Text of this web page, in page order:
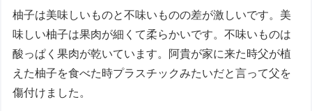
柚子は美味しいものと不味いものの差が激しいです。美
味しい柚子は果肉が細くて柔らかいです。不味いものは
酸っぱく果肉が乾いています。阿貴が家に来た時父が植
えた柚子を食べた時プラスチックみたいだと言って父を
傷付けました。